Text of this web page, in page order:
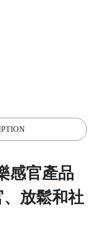
感官產品
放鬆和社